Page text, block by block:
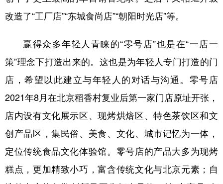
改造了“工厂店”“东城食尚店”“朝阳时光店”等。
赢得众多年轻人青睐的“零号店”也是在“一店一
策”理念下打造出来的。这也是为年轻人专门打造的门
店，希望以此建立与年轻人的对话与沟通。零号店
2021年8月在北京稻香村复业后第一家门店原址开张，
店内设有文化展示区、现烤烘焙区、特色茶饮区和文
创产品区，集民俗、美食、文化、城市记忆为一体，
定位传统食品文化体验馆。零号店的产品大多为现烤
糕点，更加精致小巧，富含传统文化与北京元素；自